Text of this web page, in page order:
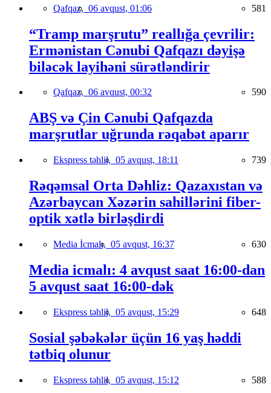
Qafqaz, 06 avqust, 01:06 581
“Tramp marşrutu” reallığa çevrilir:
Ermənistan Cənubi Qafqazı dəyişə
biləcək layihəni sürətləndirir
Qafqaz, 06 avqust, 00:32 590
ABŞ və Çin Cənubi Qafqazda
marşrutlar uğrunda rəqabət aparır
Ekspress təhlil, 05 avqust, 18:11 739
Rəqəmsal Orta Dəhliz: Qazaxıstan və
Azərbaycan Xəzərin sahillərini fiber-
optik xətlə birləşdirdi
Media İcmalı, 05 avqust, 16:37 630
Media icmalı: 4 avqust saat 16:00-dan
5 avqust saat 16:00-dək
Ekspress təhlil, 05 avqust, 15:29 648
Sosial şəbəkələr üçün 16 yaş həddi
tətbiq olunur
Ekspress təhlil, 05 avqust, 15:12 588